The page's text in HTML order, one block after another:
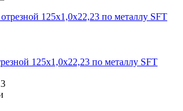
125х1,0х22,23 по металлу SFT